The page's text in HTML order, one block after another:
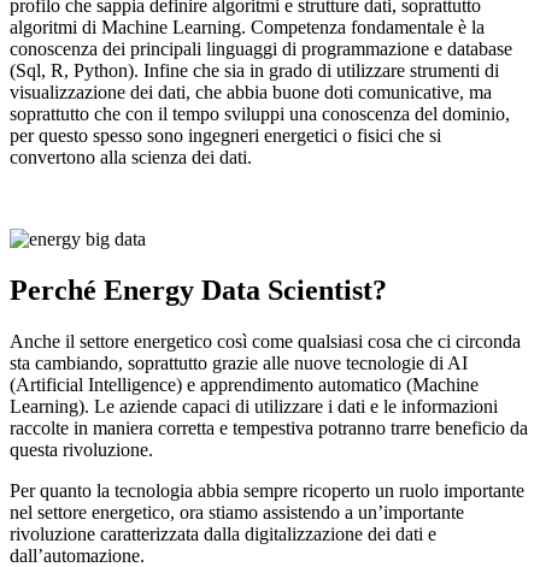
profilo che sappia definire algoritmi e strutture dati, soprattutto
algoritmi di Machine Learning. Competenza fondamentale è la
conoscenza dei principali linguaggi di programmazione e database
(Sql, R, Python). Infine che sia in grado di utilizzare strumenti di
visualizzazione dei dati, che abbia buone doti comunicative, ma
soprattutto che con il tempo sviluppi una conoscenza del dominio,
per questo spesso sono ingegneri energetici o fisici che si
convertono alla scienza dei dati.
Perché Energy Data Scientist?
Anche il settore energetico così come qualsiasi cosa che ci circonda
sta cambiando, soprattutto grazie alle nuove tecnologie di AI
(Artificial Intelligence) e apprendimento automatico (Machine
Learning). Le aziende capaci di utilizzare i dati e le informazioni
raccolte in maniera corretta e tempestiva potranno trarre beneficio da
questa rivoluzione.
Per quanto la tecnologia abbia sempre ricoperto un ruolo importante
nel settore energetico, ora stiamo assistendo a un’importante
rivoluzione caratterizzata dalla digitalizzazione dei dati e
dall’automazione.